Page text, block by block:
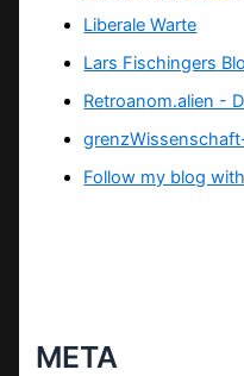
Liberale Warte
Lars Fischingers
Retroanom.alien -
Follow my blog
META